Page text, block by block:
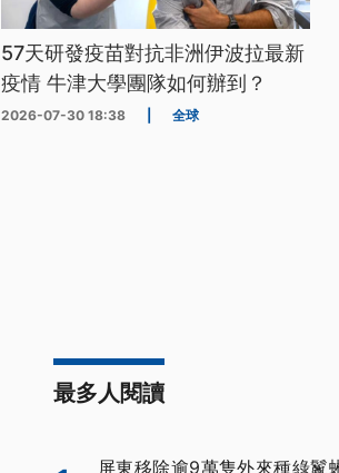
57天研發疫苗對抗非洲伊波拉最新
疫情 牛津大學團隊如何辦到？
2026-07-30 18:38 全球
最多人閱讀
屏東移除逾9萬隻外來種綠鬣